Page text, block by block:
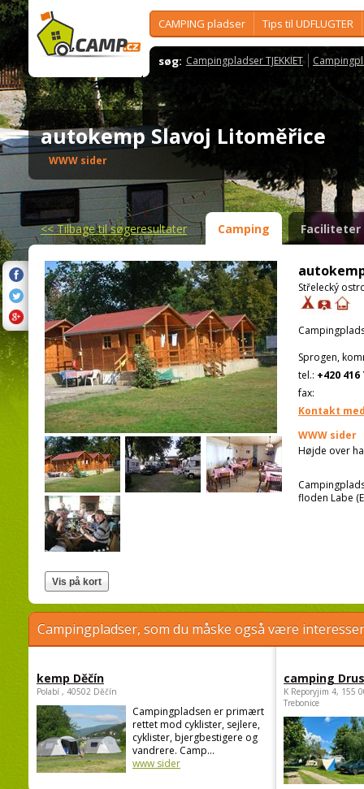
CAMPING pladser Tips til UDFLUGTER
søg: Campingpladser TJEKKIET
autokemp Slavoj Litoměřice
WWW sider
<<Tilbage til søgeresultater Camping Faciliteter
Střelecký
Sprogen,
tel.: +420 416
fax:
Kontakt
WWW sider
Højde over
floden Labe
Campingpladser, som du måske også være
kemp Děčín
Polabí , 40502 Děčín
Campingpladsen er primært
rettet mod cyklister, sejlere,
cyklister, bjergbestigere og
vandrere. Camp...
www sider
camping
K Reporyjim 4, 155
Trebonice